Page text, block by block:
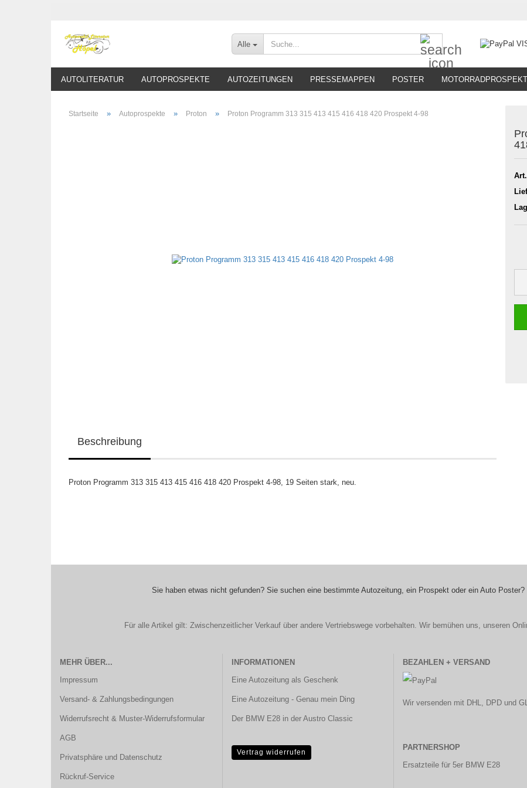
Alle
AUTOLITERATUR AUTOPROSPEKTE AUTOZEITUNGEN PRESSEMAPPEN POSTER
Startseite » Autoprospekte » Proton » Proton Programm 313 315 413 415 416 418 420 Prospekt 4-98
Beschreibung
Proton Programm 313 315 413 415 416 418 420 Prospekt 4-98, 19 Seiten stark, neu.
Sie haben etwas nicht gefunden? Sie suchen eine bestimmte Autozeitung, ein Prospekt oder ein Auto Poster?
Für alle Artikel gilt: Zwischenzeitlicher Verkauf über andere Vertriebswege vorbehalten. Wir bemühen uns, unseren
MEHR ÜBER...
Impressum
Versand- & Zahlungsbedingungen
Widerrufsrecht & Muster-Widerrufsformular
AGB
Privatsphäre und Datenschutz
Rückruf-Service
INFORMATIONEN
Eine Autozeitung als Geschenk
Eine Autozeitung - Genau mein Ding
Der BMW E28 in der Austro Classic
Vertrag widerrufen
BEZAHLEN + VERSAND
Wir versenden mit DHL, DPD und
PARTNERSHOP
Ersatzteile für 5er BMW E28